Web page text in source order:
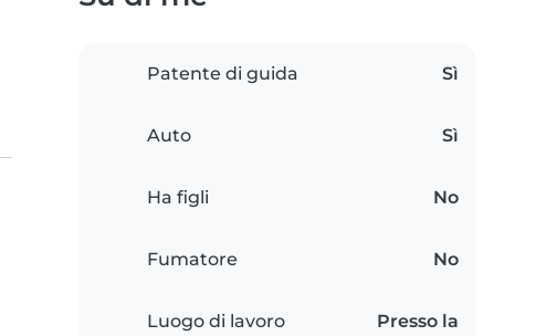
Patente di guida Sì
Auto Sì
Ha figli No
Fumatore No
Luogo di lavoro
Presso la